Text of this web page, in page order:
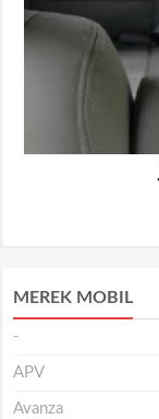
MEREK MOBIL
-
APV
Avanza